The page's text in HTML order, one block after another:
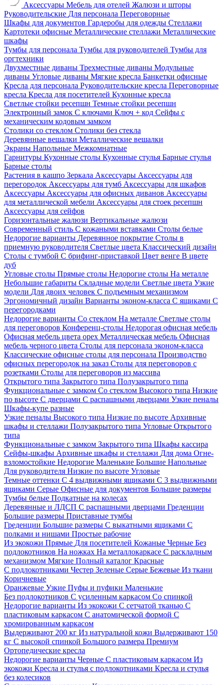
Аксессуары Мебель для отелей Жалюзи и шторы
Руководительские Для персонала Переговорные
Шкафы для документов Гардеробы для одежды Стеллажи
Картотеки офисные Металлические стеллажи Металлические
шкафы
Тумбы для персонала Тумбы для руководителей Тумбы для
оргтехники
Двухместные диваны Трехместные диваны Модульные
диваны Угловые диваны Мягкие кресла Банкетки офисные
Кресла для персонала Руководительские кресла Переговорные
кресла Кресла для посетителей Кухонные кресла
Светлые стойки ресепшн Темные стойки ресепшн
Электронный замок С ключами Ключ + код Сейфы с
механическим кодовым замком
Столики со стеклом Столики без стекла
Деревянные вешалки Металлические вешалки
Экраны Напольные Межкомнатные
Гарнитуры Кухонные столы Кухонные стулья Барные стулья
Барные столы
Растения в кашпо Зеркала Аксессуары Аксессуары для
перегородок Аксессуары для тумб Аксессуары для шкафов
Аксессуары Аксессуары для офисных диванов Аксессуары
для металлической мебели Аксессуары для стоек ресепшн
Аксессуары для сейфов
Горизонтальные жалюзи Вертикальные жалюзи
Современный стиль С кожаными вставками Столы белые
Недорогие варианты Деревянное покрытие Столы в
приемную руководителя Светлые цвета Классический дизайн
Столы с тумбой С брифинг-приставкой Цвет венге В цвете
дуб
Угловые столы Прямые столы Недорогие столы На металле
Небольшие габариты Складные модели Светлые цвета Узкие
модели Для двоих человек С подъемным механизмом
Эргономичный дизайн Варианты эконом-класса С ящиками С
перегородками
Недорогие варианты Со стеклом На металле Светлые столы
для переговоров Конференц-столы Недорогая офисная мебель
Офисная мебель цвета орех Металлическая мебель Офисная
мебель черного цвета Столы для персонала эконом-класса
Классические офисные столы для персонала Производство
офисных перегородок на заказ Столы для переговоров с
розетками Столы для переговоров из массива
Открытого типа Закрытого типа Полузакрытого типа
Функциональные с замком Со стеклом Высокого типа Низкие
по высоте С дверцами С распашными дверцами Узкие пеналы
Шкафы-купе разные
Узкие пеналы Высокого типа Низкие по высоте Архивные
шкафы и стеллажи Полузакрытого типа Угловые Открытого
типа
Функциональные с замком Закрытого типа Шкафы кассира
Сейфы-шкафы Архивные шкафы и стеллажи Для дома Огне-
взломостойкие Недорогие Маленькие Большие Напольные
Для руководителя Низкие по высоте Угловые
Темные оттенки С 4 выдвижными ящиками С 3 выдвижными
ящиками Серые Офисные для документов Большие размеры
Тумбы белые Подкатные на колесах
Деревянные и ЛДСП С распашными дверцами Греденции
Большие размеры Приставные тумбы
Греденции Большие размеры С выкатными ящиками С
полками и нишами Простые рабочие
Из экокожи Прямые Для посетителей Кожаные Черные Без
подлокотников На ножках На металлокаркасе С раскладным
механизмом Мягкие Полный каталог Красные
С подлокотниками Честер Зеленые Серые Бежевые Из ткани
Коричневые
Оранжевые Узкие Пуфы и пуфики Маленькие
Без подлокотников С усиленным каркасом Со спинкой
Недорогие варианты Из экокожи С сетчатой тканью С
пластиковым каркасом С анатомической формой С
хромированным каркасом
Выдерживают 200 кг Из натуральной кожи Выдерживают 150
кг С высокой спинкой Большого размера Премиум
Ортопедические кресла
Недорогие варианты Черные С пластиковым каркасом Из
экокожи Кресла и стулья с подлокотниками Кресла и стулья
без колесиков